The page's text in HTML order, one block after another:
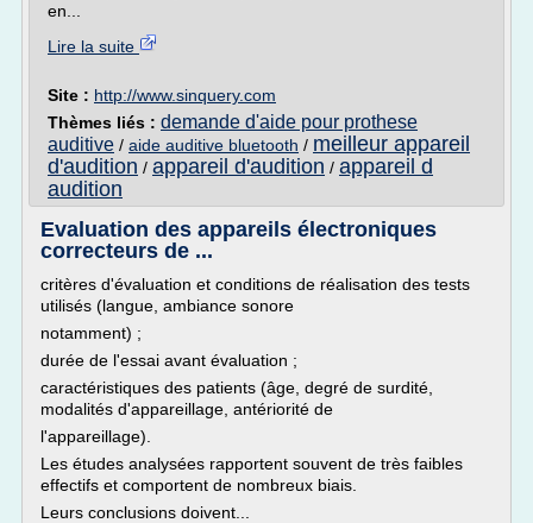
en...
Lire la suite
Site : http://www.sinquery.com
Thèmes liés : demande d'aide pour prothese
auditive / aide auditive bluetooth / meilleur appareil
d'audition / appareil d'audition / appareil d
audition
Evaluation des appareils électroniques
correcteurs de ...
critères d'évaluation et conditions de réalisation des tests
utilisés (langue, ambiance sonore
notamment) ;
durée de l'essai avant évaluation ;
caractéristiques des patients (âge, degré de surdité,
modalités d'appareillage, antériorité de
l'appareillage).
Les études analysées rapportent souvent de très faibles
effectifs et comportent de nombreux biais.
Leurs conclusions doivent...